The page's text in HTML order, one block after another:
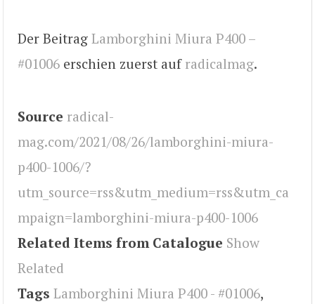
Der Beitrag Lamborghini Miura P400 –
#01006 erschien zuerst auf radicalmag.
Source radical-
mag.com/2021/08/26/lamborghini-miura-
p400-1006/?
utm_source=rss&utm_medium=rss&utm_ca
mpaign=lamborghini-miura-p400-1006
Related Items from Catalogue Show
Related
Tags Lamborghini Miura P400 - #01006,